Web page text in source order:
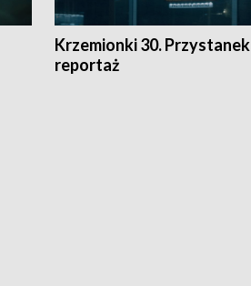
Krzemionki 30. Przystanek
reportaż